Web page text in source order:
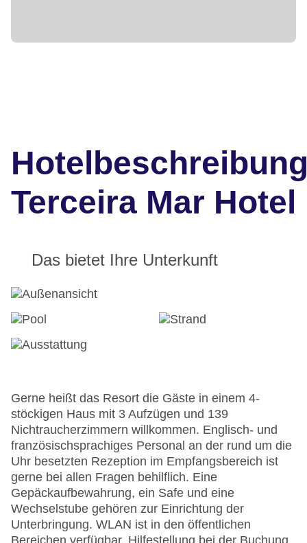
Terceira Mar Hotel
Das bietet Ihre Unterkunft
Gerne heißt das Resort die Gäste in einem 4-
stöckigen Haus mit 3 Aufzügen und 139
Nichtraucherzimmern willkommen. Englisch- und
französischsprachiges Personal an der rund um die
Uhr besetzten Rezeption im Empfangsbereich ist
gerne bei allen Fragen behilflich. Eine
Gepäckaufbewahrung, ein Safe und eine
Wechselstube gehören zur Einrichtung der
Unterbringung. WLAN ist in den öffentlichen